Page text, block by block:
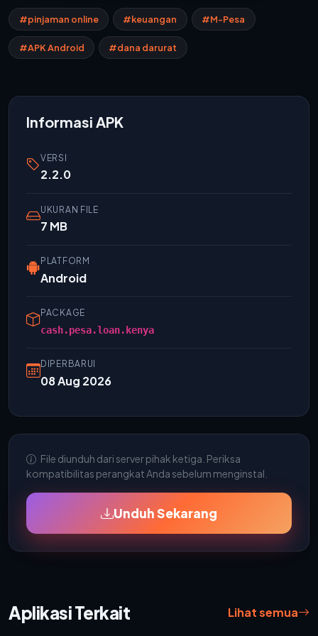
#pinjaman online #keuangan #M-Pesa
#APK Android #dana darurat
Informasi APK
VERSI
2.2.0
UKURAN FILE
7 MB
PLATFORM
Android
PACKAGE
cash.pesa.loan.kenya
DIPERBARUI
08 Aug 2026
File diunduh dari server pihak ketiga. Periksa
kompatibilitas perangkat Anda sebelum menginstal.
Unduh Sekarang
Aplikasi Terkait Lihat semua